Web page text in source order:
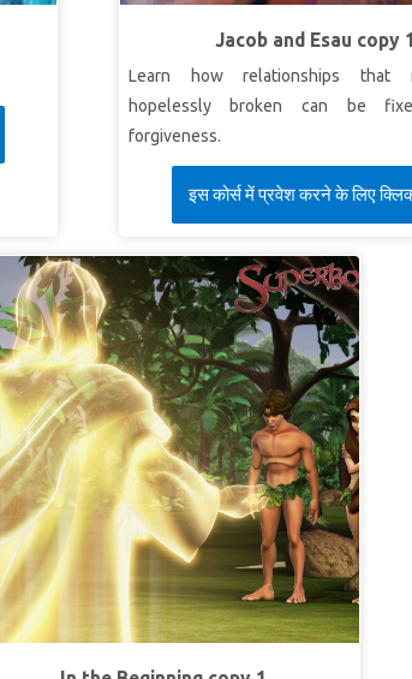
Jacob and Esau copy 1
Learn how relationships that
hopelessly broken can be
forgiveness.
इस कोर्स में प्रवेश करने के लिए